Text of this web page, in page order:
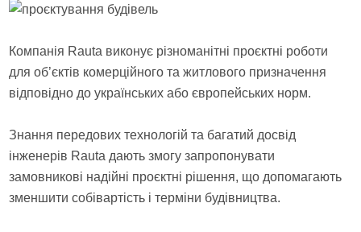
Компанія Rauta виконує різноманітні проєктні роботи
для об’єктів комерційного та житлового призначення
відповідно до українських або європейських норм.
Знання передових технологій та багатий досвід
інженерів Rauta дають змогу запропонувати
замовникові надійні проєктні рішення, що допомагають
зменшити собівартість і терміни будівництва.